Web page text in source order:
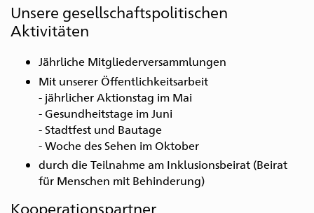
Zur
Zum
Zur
Zum
Zum
Unsere gesellschaftspolitischen
Aktivitäten
Jährliche Mitgliederversammlungen
Mit unserer Öffentlichkeitsarbeit
- jährlicher Aktionstag im Mai
- Gesundheitstage im Juni
- Stadtfest und Bautage
- Woche des Sehen im Oktober
durch die Teilnahme am Inklusionsbeirat (Beirat
für Menschen mit Behinderung)
Kooperationspartner